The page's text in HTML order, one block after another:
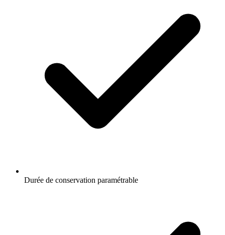
Durée de conservation paramétrable